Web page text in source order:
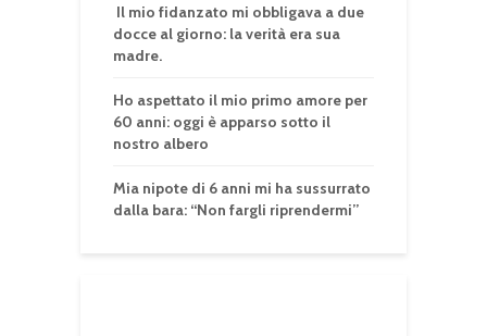
Il mio fidanzato mi obbligava a due
docce al giorno: la verità era sua
madre.
Ho aspettato il mio primo amore per
60 anni: oggi è apparso sotto il
nostro albero
Mia nipote di 6 anni mi ha sussurrato
dalla bara: “Non fargli riprendermi”